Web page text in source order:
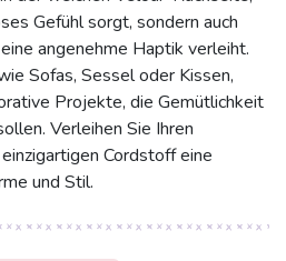
Gefühl sorgt, sondern auch
angenehme Haptik verleiht.
Sofas, Sessel oder Kissen,
Projekte, die Gemütlichkeit
Verleihen Sie Ihren
Cordstoff eine
und Stil.